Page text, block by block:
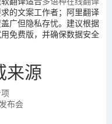
的文案工作者；阿里翻译
广但隐私存忧。建议根据
免费版，并确保数据安全
来源
布会